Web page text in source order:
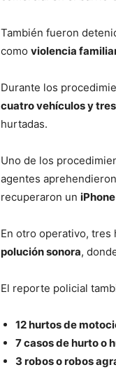
También fueron
como violencia
Durante los
cuatro vehículos y
hurtadas.
Uno de los
agentes
recuperaron un
En otro operativo, tres
polución sonora,
El reporte policial
12 hurtos de
7 casos de hurto o
3 robos o robos